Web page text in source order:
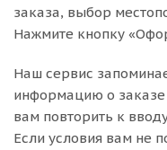
заказа, выбор
Нажмите кнопку
Наш сервис
информацию о
вам повторить к
Если условия вам не